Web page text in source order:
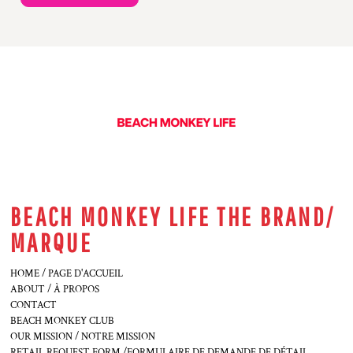
BEACH MONKEY LIFE THE BRAND/
MARQUE
HOME / PAGE D'ACCUEIL
ABOUT / À PROPOS
CONTACT
BEACH MONKEY CLUB
OUR MISSION / NOTRE MISSION